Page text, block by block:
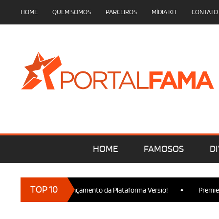
HOME QUEM SOMOS PARCEIROS MÍDIA KIT CONTATO
HOME FAMOSOS
TOP 10
presença no Lançamento da Plataforma Versio! • Premiere